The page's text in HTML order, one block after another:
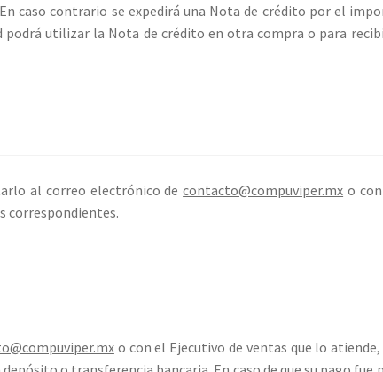
caso contrario se expedirá una Nota de crédito por el
utilizar la Nota de crédito en otra compra o para
al correo electrónico decontacto@compuviper.mx o
correspondientes.
o con el Ejecutivo de ventas que lo